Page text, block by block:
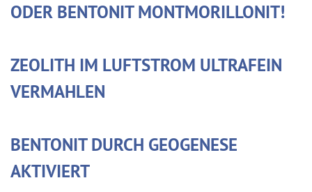
ODER BENTONIT MONTMORILLONIT!
ZEOLITH IM LUFTSTROM ULTRAFEIN
VERMAHLEN
BENTONIT DURCH GEOGENESE
AKTIVIERT